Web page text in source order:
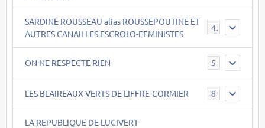
SARDINE ROUSSEAU alias ROUSSEPOUTINE ET
AUTRES CANAILLES ESCROLO-FEMINISTES
40
ON NE RESPECTE RIEN 5
LES BLAIREAUX VERTS DE LIFFRE-CORMIER 8
LA REPUBLIQUE DE LUCIVERT